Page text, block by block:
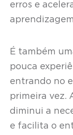
erros e
É também
pouca
entrando no
primeira vez.
diminui a
e facilita o